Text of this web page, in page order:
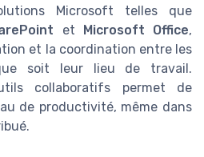
Microsoft telles que
et Microsoft Office,
et la coordination entre les
soit leur lieu de travail.
collaboratifs permet de
de productivité, même dans